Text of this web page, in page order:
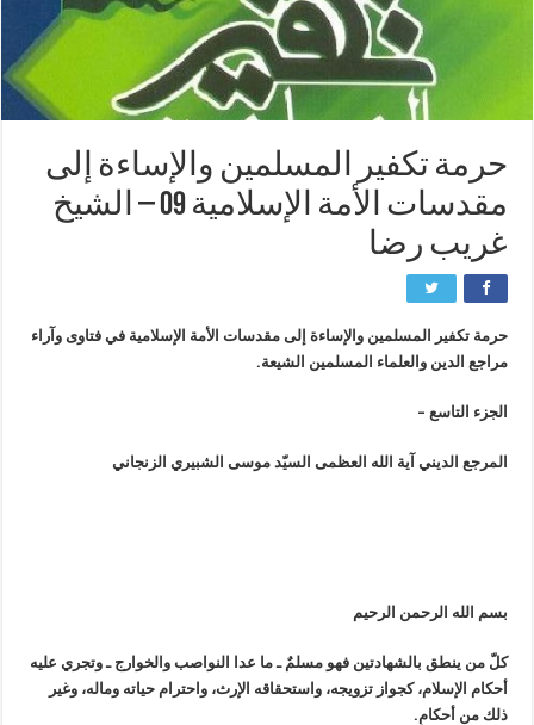
حرمة تكفير المسلمين والإساءة إلى
مقدسات الأمة الإسلامية 09 – الشيخ
غريب رضا
حرمة تكفير المسلمين والإساءة إلى مقدسات الأمة الإسلامية في فتاوى وآراء
مراجع الدين والعلماء المسلمين الشيعة.
الجزء التاسع –
المرجع الديني آية الله العظمى السيّد موسى الشبيري الزنجاني
بسم الله الرحمن الرحيم
كلّ من ينطق بالشهادتين فهو مسلمٌ ـ ما عدا النواصب والخوارج ـ وتجري عليه
أحكام الإسلام، كجواز تزويجه، واستحقاقه الإرث، واحترام حياته وماله، وغير
ذلك من أحكامٍ.